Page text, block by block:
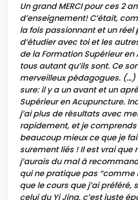
Un grand MERCI pour ces 2
d’enseignement! C’était,
la fois passionnant et un réel
d’étudier avec toi et les
de la Formation Supérieur en
tous autant qu’ils sont. Ce
merveilleux pédagogues. (…)
sure: il y a un avant et un
Supérieur en Acupuncture.
j’ai plus de résultats avec
rapidement, et je
beaucoup mieux ce que je
surement liés ! Il est vrai que
j’aurais du mal à
qui ne pratique pas “comme
que le cours que j’ai préféré,
celui du Yi Jing, c’est juste